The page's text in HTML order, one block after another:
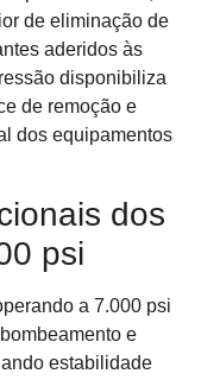
de eliminação de
aderidos às
disponibiliza
de remoção e
dos equipamentos
dos
psi
a 7.000 psi
e
estabilidade